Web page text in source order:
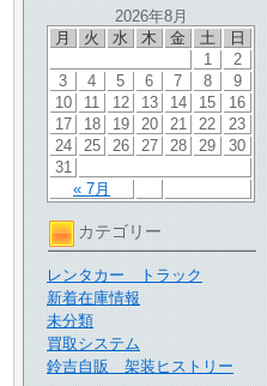
2026年8月
月
火 水 木 金 土 日
« 7月
1
2
3
4 5 6 7 8
9
10
11 12 13 14 15
16
17
18 19 20 21 22
23
24
25 26 27 28 29
30
31
カテゴリー
レンタカー トラック
新着在庫情報
未分類
買取システム
鈴吉自販 架装ヒストリー